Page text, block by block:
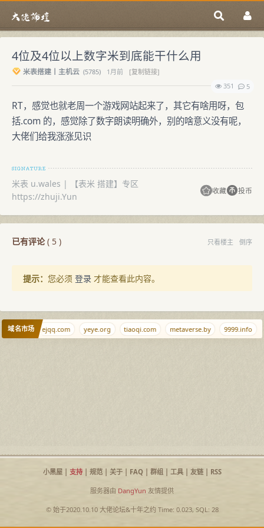
4位及4位以上数字米到底能干什么用
米表搭建丨主机云 (5785) 1月前
[复制链接]
351
5
RT，感觉也就老周一个游戏网站起来了，其它有啥用呀，包
括.com 的，感觉除了数字朗读明确外，别的啥意义没有呢，
大佬们给我涨涨见识
米表 u.wales | 【表米 搭建】专区
https://zhuji.Yun
收藏 投币
已有评论( 5 ) 只看楼主 倒序
提示： 您必须 登录 才能查看此内容。
域名市场 ejqq.com yeye.org tiaoqi.com metaverse.by 9999.info
小黑屋| 支持| 规范| 关于| FAQ| 群组| 工具| 友链| RSS
服务器由 DangYun 友情提供
© 始于2020.10.10 大佬论坛&十年之约Time: 0.023, SQL: 28